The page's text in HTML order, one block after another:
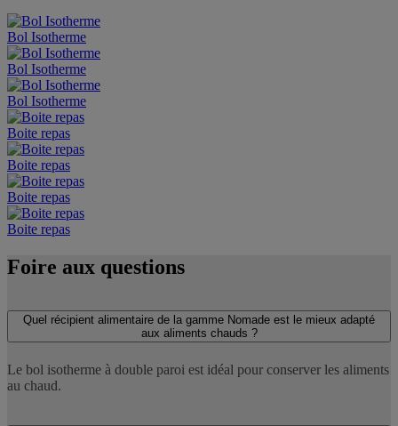
Bol Isotherme
Bol Isotherme
Bol Isotherme
Boite repas
Boite repas
Boite repas
Boite repas
Foire aux questions
Quel récipient alimentaire de la gamme Nomade est le mieux adapté
aux aliments chauds ?
Le bol isotherme à double paroi est idéal pour conserver les aliments
au chaud.